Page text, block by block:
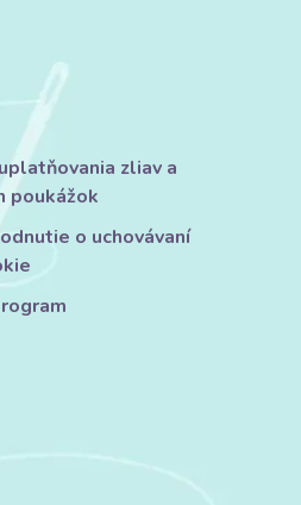
zliav a
poukážok
o uchovávaní